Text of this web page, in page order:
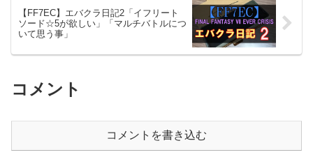
【FF7EC】エバクラ日記2「イフリート
ソード☆5が欲しい」「マルチバトルにつ
いて思う事」
コメント
コメントを書き込む